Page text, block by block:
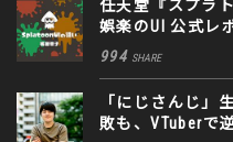
任天堂『スプラ
娯楽のUI 公式レ
994 SHARE
「にじさんじ」
敗も、VTuberで